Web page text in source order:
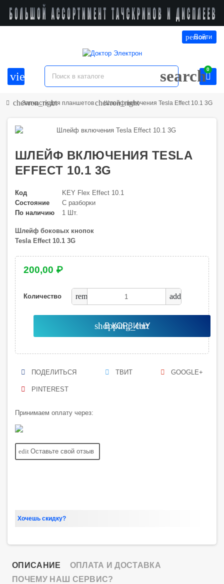
view_headline search
person
Войти
0
chevron_right
Запчасти для планшетовchevron_right
Шлейф включения Tesla Effect 10.1 3G
ШЛЕЙФ ВКЛЮЧЕНИЯ TESLA
EFFECT 10.1 3G
Код
KEY Flex Effect 10.1
Состояние
С разборки
По наличию
1 Шт.
Шлейф боковых кнопок
Tesla Effect 10.1 3G
200,00 ₽
Количество remove add
shopping_cart
В КОРЗИНУ
ПОДЕЛИТЬСЯ ТВИТ GOOGLE+
PINTEREST
Принимаем оплату через:
edit Оставьте свой отзыв
Хочешь скидку?
ОПИСАНИЕ
ОПЛАТА И ДОСТАВКА
ПОЧЕМУ НАШ СЕРВИС?